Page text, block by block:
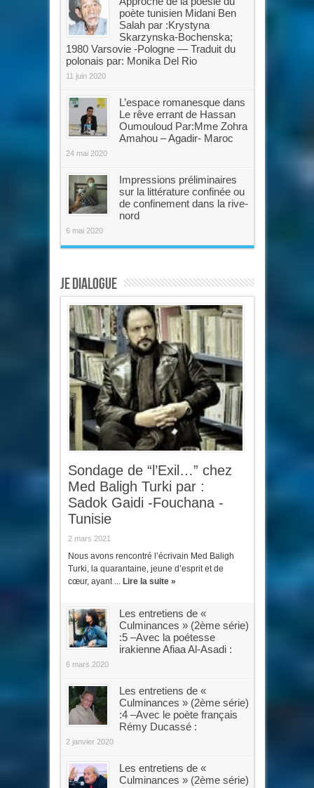
poète tunisien Midani Ben
Salah par :Krystyna
Skarzynska-Bochenska;
1980 Varsovie -Pologne — Traduit du
polonais par: Monika Del Rio
11 juin 2020
L’espace romanesque dans
Le rêve errant de Hassan
Oumouloud Par:Mme Zohra
Amahou – Agadir- Maroc
24 mai 2020
Impressions préliminaires
sur la littérature confinée ou
de confinement dans la rive-
nord
6 mai 2020
Je dialogue
Sondage de “l’Exil…” chez
Med Baligh Turki par :
Sadok Gaidi -Fouchana -
Tunisie
2 mars 2021
Nous avons rencontré l’écrivain Med Baligh
Turki, la quarantaine, jeune d’esprit et de
cœur, ayant ... Lire la suite »
Les entretiens de «
Culminances » (2ème série)
:5 –Avec la poétesse
irakienne Afiaa Al-Asadi :
6 mars 2020
Les entretiens de «
Culminances » (2ème série)
:4 –Avec le poète français
Rémy Ducassé :
2 janvier 2020
Les entretiens de «
Culminances » (2ème série)